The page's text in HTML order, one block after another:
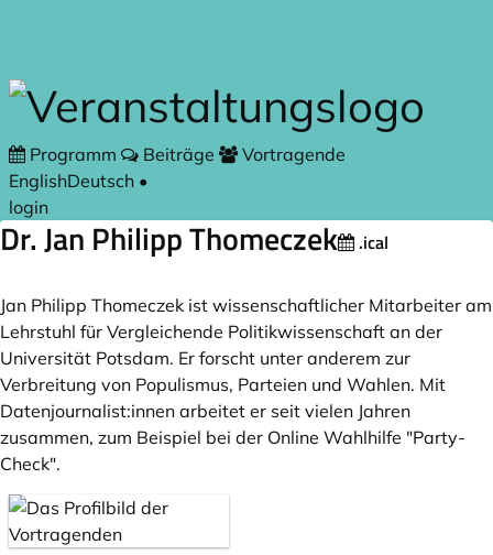
Programm Beiträge
Vortragende
EnglishDeutsch •
login
Dr. Jan Philipp Thomeczek .ical
Jan Philipp Thomeczek ist wissenschaftlicher Mitarbeiter am
Lehrstuhl für Vergleichende Politikwissenschaft an der
Universität Potsdam. Er forscht unter anderem zur
Verbreitung von Populismus, Parteien und Wahlen. Mit
Datenjournalist:innen arbeitet er seit vielen Jahren
zusammen, zum Beispiel bei der Online Wahlhilfe "Party-
Check".